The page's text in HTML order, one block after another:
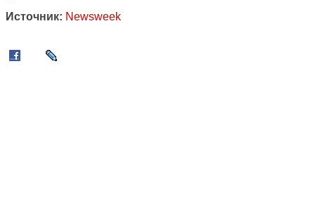
Источник: Newsweek